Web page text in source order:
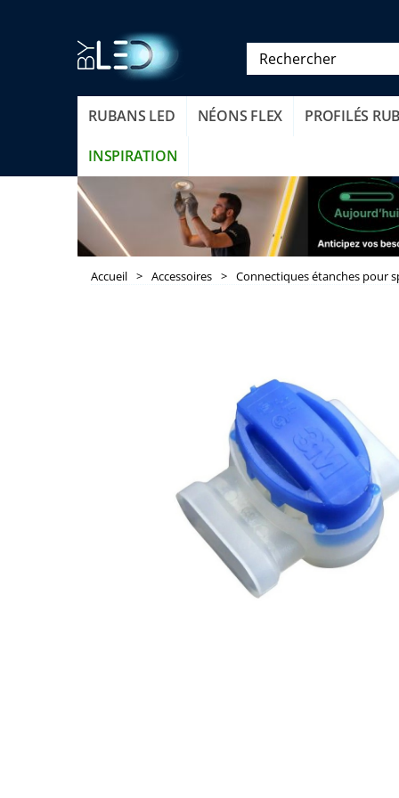
RUBANS LED NÉONS FLEX PROFILÉS
INSPIRATION
Accueil > Accessoires > Connectiques étanches pour